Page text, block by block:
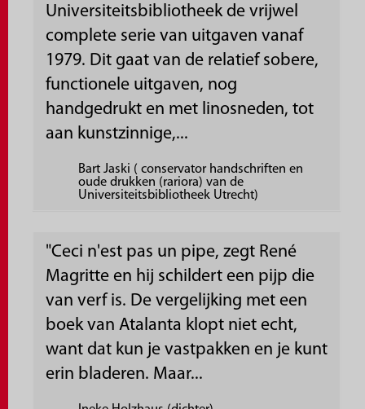
Universiteitsbibliotheek de vrijwel
complete serie van uitgaven vanaf
1979. Dit gaat van de relatief sobere,
functionele uitgaven, nog
handgedrukt en met linosneden, tot
aan kunstzinnige,...
Bart Jaski ( conservator handschriften en
oude drukken (rariora) van de
Universiteitsbibliotheek Utrecht)
"Ceci n'est pas un pipe, zegt René
Magritte en hij schildert een pijp die
van verf is. De vergelijking met een
boek van Atalanta klopt niet echt,
want dat kun je vastpakken en je kunt
erin bladeren. Maar...